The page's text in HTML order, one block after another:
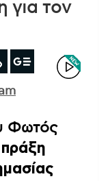
για τον
Φωτός
πράξη